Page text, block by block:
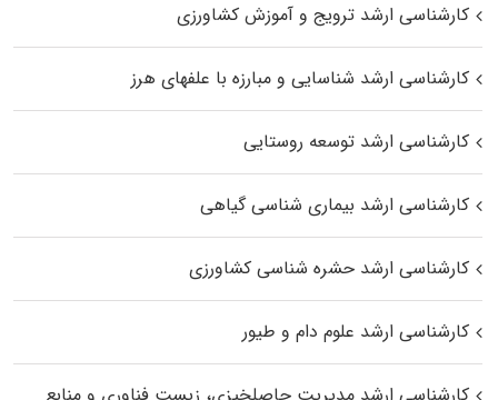
کارشناسی ارشد ترویج و آموزش کشاورزی
کارشناسی ارشد شناسایی و مبارزه با علفهای هرز
کارشناسی ارشد توسعه روستایی
کارشناسی ارشد بیماری‌ شناسی گیاهی
کارشناسی ارشد حشره‌ شناسی کشاورزی
کارشناسی ارشد علوم دام و طیور